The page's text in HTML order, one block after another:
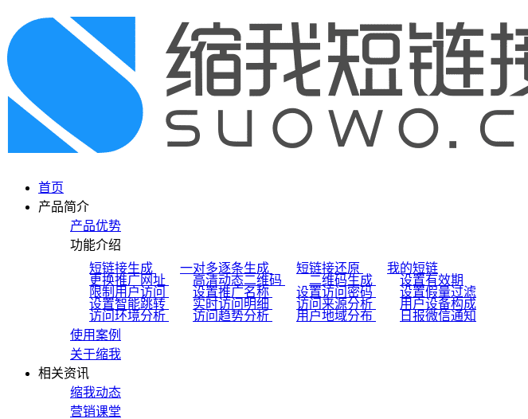
首页
产品简介
产品优势
功能介绍
短链接生成
一对多逐条生成 短链接还原
我的短链
更换推广网址
高清动态二维码 二维码生成
设置有效期
限制用户访问
设置推广名称 设置访问密码
设置假量过滤
设置智能跳转
实时访问明细 访问来源分析
用户设备构成
访问环境分析
访问趋势分析 用户地域分布
日报微信通知
使用案例
关于缩我
相关资讯
缩我动态
营销课堂